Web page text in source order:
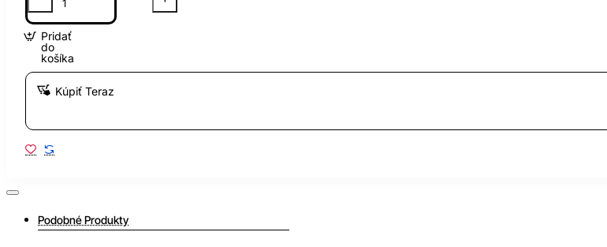
Pridať
do
košíka
Kúpiť Teraz
Podobné Produkty